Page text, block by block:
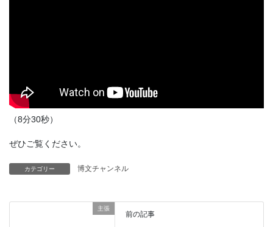
（8分30秒）
ぜひご覧ください。
カテゴリー 博文チャンネル
主張
前の記事